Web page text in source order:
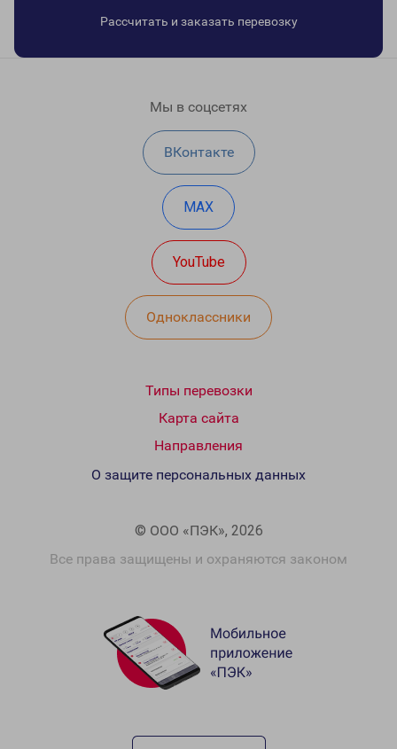
Рассчитать и заказать перевозку
Мы в соцсетях
ВКонтакте
MAX
YouTube
Одноклассники
Типы перевозки
Карта сайта
Направления
© ООО «ПЭК», 2026
Все права защищены и охраняются законом
О защите персональных данных